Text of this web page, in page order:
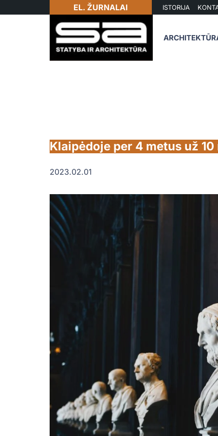
EL. ŽURNALAI ISTORIJA
Klaipėdoje per 4 metus už
2023.02.01